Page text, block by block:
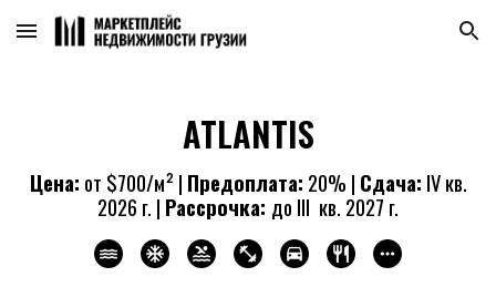
Skip to main content Skip to navigation
ATLANTIS
Цена: от $700/м² | Предоплата: 20% | Сдача: IV кв.
2026 г. | Рассрочка: до III кв. 2027 г.